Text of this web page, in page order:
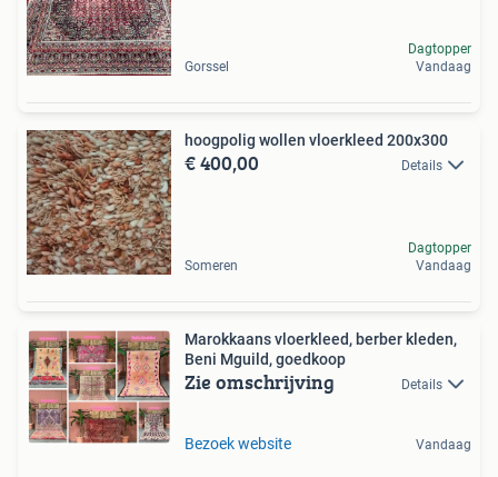
Gorssel
Dagtopper
Vandaag
hoogpolig wollen vloerkleed 200x300
€ 400,00 Details
Someren
Dagtopper
Vandaag
Marokkaans vloerkleed, berber kleden,
Beni Mguild, goedkoop
Zie omschrijving Details
Bezoek website Vandaag